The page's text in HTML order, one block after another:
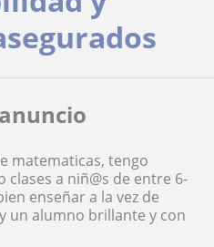
matematicas, tengo
a niñ@s de entre 6-
enseñar a la vez de
un alumno brillante y con